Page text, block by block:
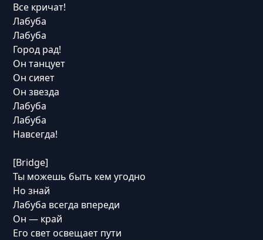
Все кричат!
Лабуба
Лабуба
Город рад!
Он танцует
Он сияет
Он звезда
Лабуба
Лабуба
Навсегда!
[Bridge]
Ты можешь быть кем угодно
Но знай
Лабуба всегда впереди
Он — край
Его свет освещает пути